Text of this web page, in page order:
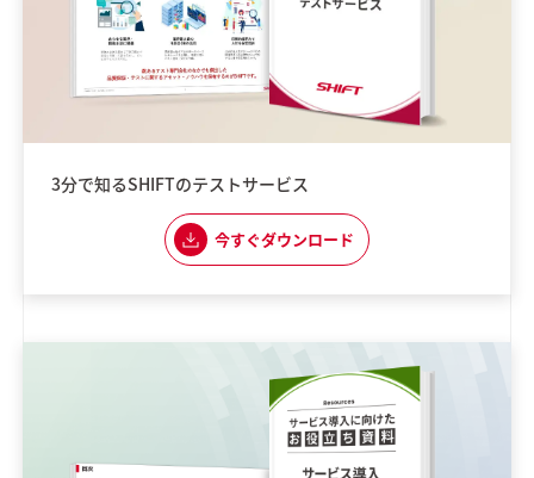
3分で知るSHIFTのテストサービス
今すぐダウンロード